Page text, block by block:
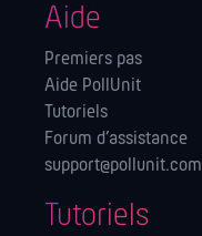
Aide
Premiers pas
Aide PollUnit
Tutoriels
Forum d’assistance
support@pollunit.com
Tutoriels